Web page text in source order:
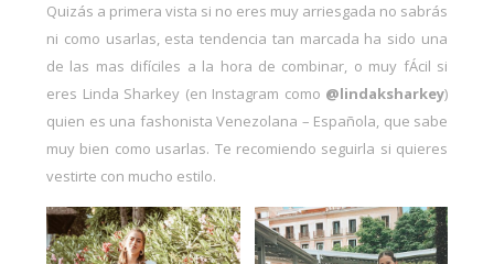
Quizás a primera vista si no eres muy arriesgada no sabrás
ni como usarlas, esta tendencia tan marcada ha sido una
de las mas difíciles a la hora de combinar, o muy fÁcil si
eres Linda Sharkey (en Instagram como @lindaksharkey)
quien es una fashonista Venezolana – Española, que sabe
muy bien como usarlas. Te recomiendo seguirla si quieres
vestirte con mucho estilo.